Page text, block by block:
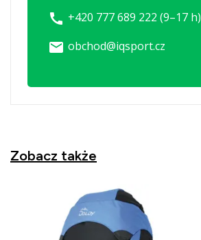
call +420 777 689 222 (9–17 h)
email obchod@iqsport.cz
Zobacz także